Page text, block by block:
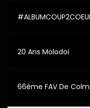
20 Ans Molodoi
66ème FAV De